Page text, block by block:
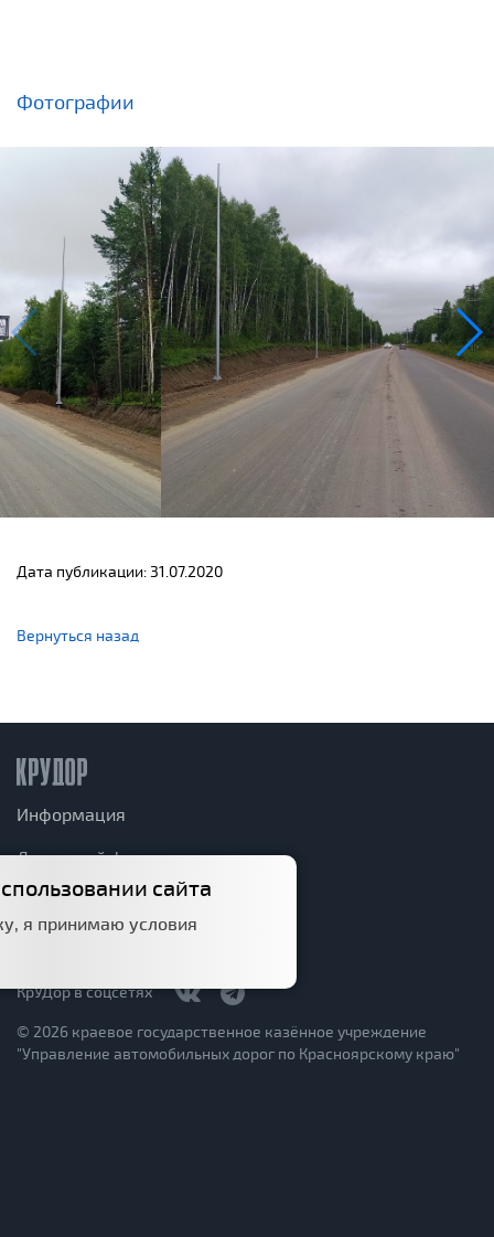
Фотографии
Дата публикации: 31.07.2020
Вернуться назад
Информация
Дорожный фонд
Структура
КрУДор в соцсетях
© 2026 краевое государственное казённое учреждение
"Управление автомобильных дорог по Красноярскому краю"
сайта
я принимаю условия